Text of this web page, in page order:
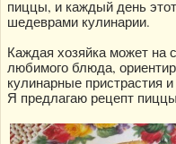
пиццы, и каждый день
шедеврами кулинарии.
Каждая хозяйка может на
любимого блюда,
кулинарные пристрастия
Я предлагаю рецепт